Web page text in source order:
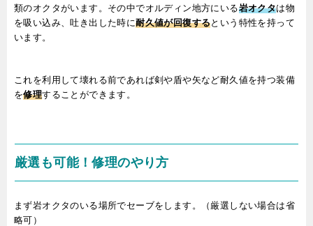
類のオクタがいます。その中でオルディン地方にいる岩オクタは物
を吸い込み、吐き出した時に耐久値が回復するという特性を持って
います。
これを利用して壊れる前であれば剣や盾や矢など耐久値を持つ装備
を修理することができます。
厳選も可能！修理のやり方
まず岩オクタのいる場所でセーブをします。（厳選しない場合は省
略可）